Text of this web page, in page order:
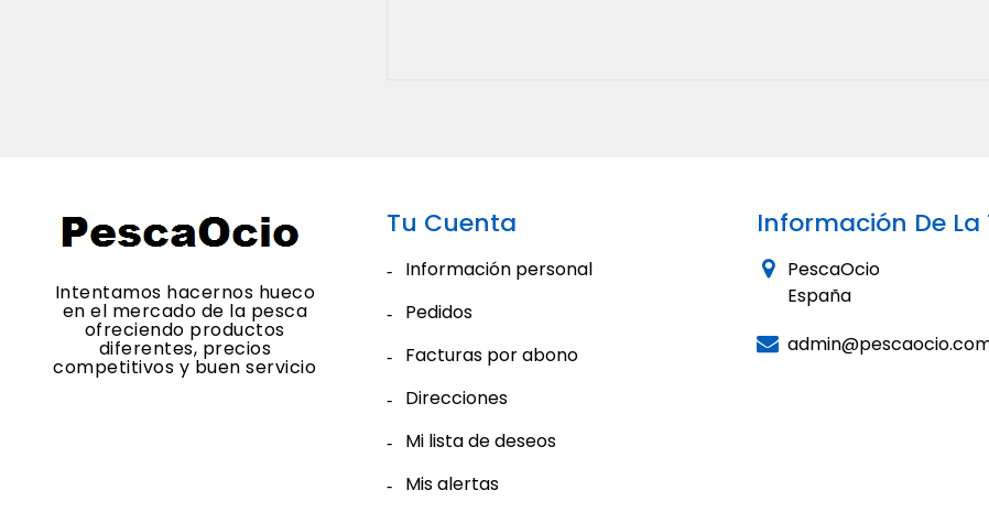
Intentamos hacernos hueco
en el mercado de la pesca
ofreciendo productos
diferentes, precios
competitivos y buen servicio
Tu Cuenta
Información personal
Pedidos
Facturas por abono
Direcciones
Mi lista de deseos
Mis alertas
Información De La
PescaOcio
España